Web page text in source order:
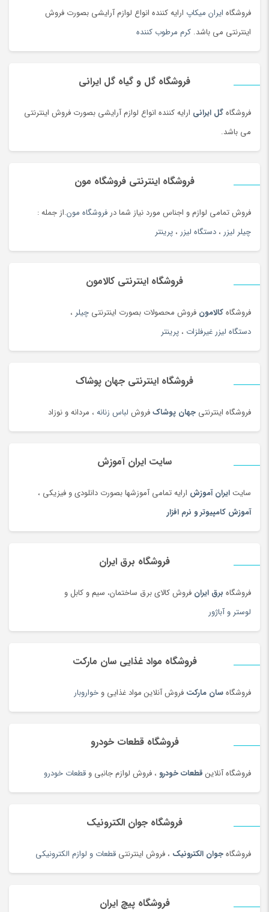
فروشگاه ایران میکاپ ارایه کننده انواع لوازم آرایشی بصورت فروش
اینترنتی می باشد. کرم مرطوب کننده
فروشگاه گل و گیاه گل ایرانی
فروشگاهگل ایرانی ارایه کننده انواع لوازم آرایشی بصورت فروش اینترنتی
می باشد.
فروشگاه اینترنتی فروشگاه مون
فروش تمامی لوازم و اجناس مورد نیاز شما درفروشگاه مون.از جمله :
چیلر لیزر ، دستگاه لیزر ، پرینتر
فروشگاه اینترنتی کالامون
فروشگاهکالامون فروش محصولات بصورت اینترنتی چیلر ،
دستگاه لیزر غیرفلزات ، پرینتر
فروشگاه اینترنتی جهان پوشاک
فروشگاه اینترنتی جهان پوشاکفروش لباس زنانه ، مردانه و نوزاد
سایت ایران آموزش
سایت ایران آموزش ارایه تمامی آموزشها بصورت دانلودی و فیزیکی ،
آموزش کامپیوتر و نرم افزار
فروشگاه برق ایران
فروشگاه برق ایران فروش کالای برق ساختمان، سیم و کابل و
لوستر و آباژور
فروشگاه مواد غذایی سان مارکت
فروشگاهسان مارکت فروش آنلاین مواد غذایی و خواروبار
فروشگاه قطعات خودرو
فروشگاه آنلاین قطعات خودرو ، فروش لوازم جانبی و قطعات خودرو
فروشگاه جوان الکترونیک
فروشگاهجوان الکترونیک ، فروش اینترنتی قطعات و لوازم الکترونیکی
فروشگاه پیچ ایران
دستگاه حکاکی روی سنگ به لیزر برش ، برش لیزری ،برش لیزر
دستگاه لیزر برش ، دستگاه برش لیزر